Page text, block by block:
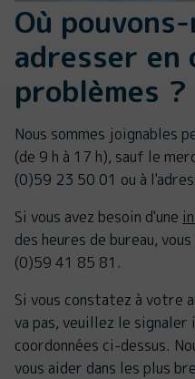
Où
adresser en
problèmes ?
Nous sommes joignables
(de 9 h à 17 h), sauf le
(0)59 23 50 01 ou à
Si vous avez besoin d'une
des heures de bureau,
(0)59 41 85 81.
Si vous constatez à votre
va pas, veuillez le
coordonnées ci-dessus.
vous aider dans les plus